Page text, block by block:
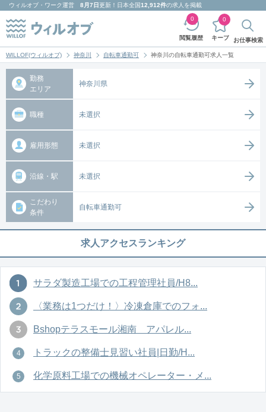
ウィルオブ・ワーク運営 8月7日更新！日本全国12,912件の求人を掲載
閲覧履歴
0
キープ
0
お仕事検索
WILLOF(ウィルオブ) 神奈川 自転車通勤可 神奈川の自転車通勤可求人一覧
勤務
エリア
神奈川県
職種 未選択
雇用形態 未選択
沿線・駅 未選択
こだわり
条件
自転車通勤可
求人アクセスランキング
サラダ製造工場での工程管理社員/H8...
〈業務は1つだけ！〉冷凍倉庫でのフォ...
Bshopテラスモール湘南 アパレル...
トラックの整備士見習い社員|日勤/H...
化学原料工場での機械オペレーター・メ...